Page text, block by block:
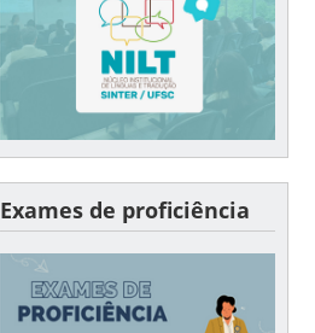
Exames de proficiência